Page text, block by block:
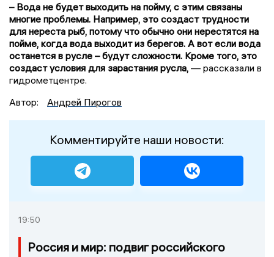
– Вода не будет выходить на пойму, с этим связаны
многие проблемы. Например, это создаст трудности
для нереста рыб, потому что обычно они нерестятся на
пойме, когда вода выходит из берегов. А вот если вода
останется в русле – будут сложности. Кроме того, это
создаст условия для зарастания русла, — рассказали в
гидрометцентре.
Автор:
Андрей Пирогов
Комментируйте наши новости:
19:50
Россия и мир: подвиг российского